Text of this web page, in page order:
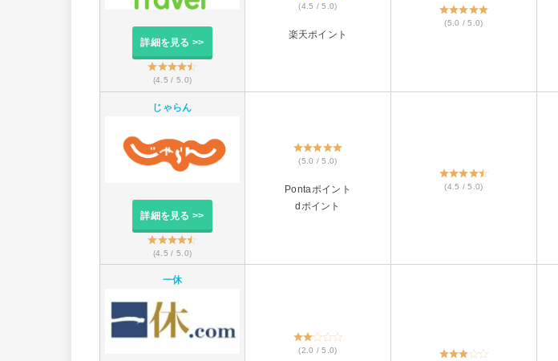
詳細を見る >>
(4.5 / 5.0)
(4.5 / 5.0)
楽天ポイント
(5.0 / 5.0)
じゃらん
詳細を見る >>
(4.5 / 5.0)
(5.0 / 5.0)
Pontaポイント
dポイント
(4.5 / 5.0)
一休
(2.0 / 5.0)